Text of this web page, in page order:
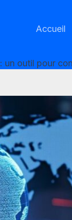
Accueil
un outil pour